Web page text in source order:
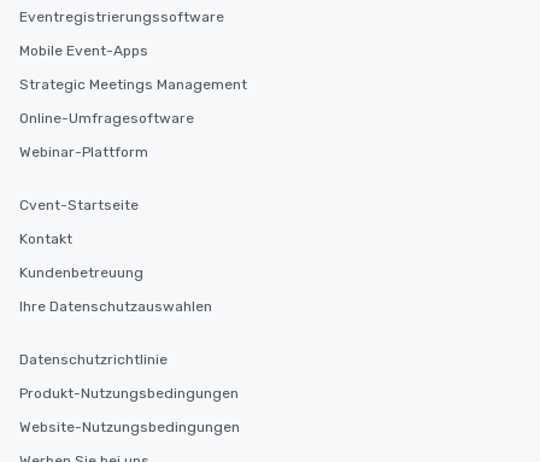
Eventregistrierungssoftware
Mobile Event-Apps
Strategic Meetings Management
Online-Umfragesoftware
Webinar-Plattform
Cvent-Startseite
Kontakt
Kundenbetreuung
Ihre Datenschutzauswahlen
Datenschutzrichtlinie
Produkt-Nutzungsbedingungen
Website-Nutzungsbedingungen